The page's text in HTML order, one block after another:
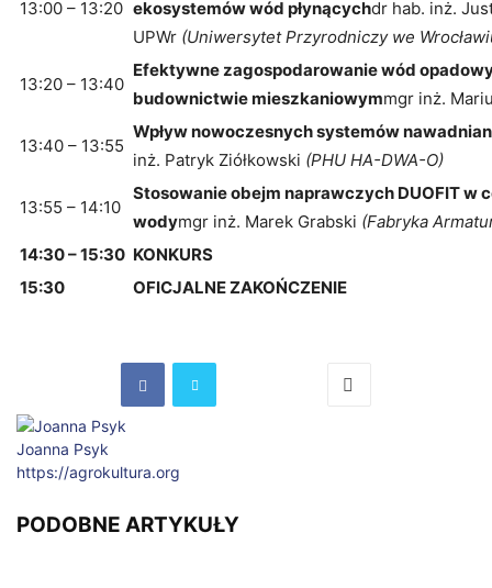
13:00 – 13:20 ekosystemów wód płynącychdr hab. inż.
UPWr (Uniwersytet Przyrodniczy we
13:20 – 13:40
Efektywne zagospodarowanie wód
budownictwie mieszkaniowymmgr inż.
13:40 – 13:55
Wpływ nowoczesnych systemów
inż. Patryk Ziółkowski (PHU HA-DWA-O)
13:55 – 14:10
Stosowanie obejm naprawczych DUOFIT w
wodymgr inż. Marek Grabski (Fabryka
14:30 – 15:30 KONKURS
15:30
OFICJALNE ZAKOŃCZENIE
Joanna Psyk
https://agrokultura.org
PODOBNE ARTYKUŁY